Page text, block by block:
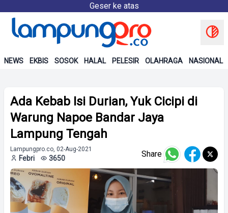
Geser ke atas
NEWS EKBIS SOSOK HALAL PELESIR OLAHRAGA NASIONAL
Ada Kebab Isi Durian, Yuk Cicipi di
Warung Napoe Bandar Jaya
Lampung Tengah
Lampungpro.co, 02-Aug-2021
Febri 3650 Share